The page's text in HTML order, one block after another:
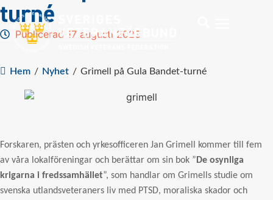
turné
Publicerad 17 augusti 2023
Hem / Nyhet / Grimell på Gula Bandet-turné
Forskaren, prästen och yrkesofficeren Jan Grimell kommer till fem
av våra lokalföreningar och berättar om sin bok ” De osynliga
krigarna i fredssamhället”, som handlar om Grimells studie om
svenska utlandsveteraners liv med PTSD, moraliska skador och